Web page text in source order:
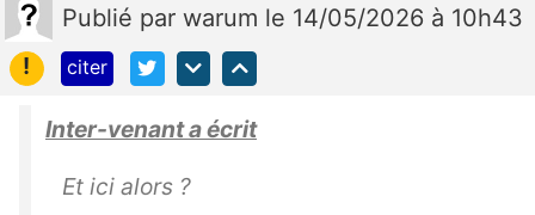
Publié par warum le 14/05/2026 à 10h43
!
citer
Inter-venant a écrit
Et ici alors ?